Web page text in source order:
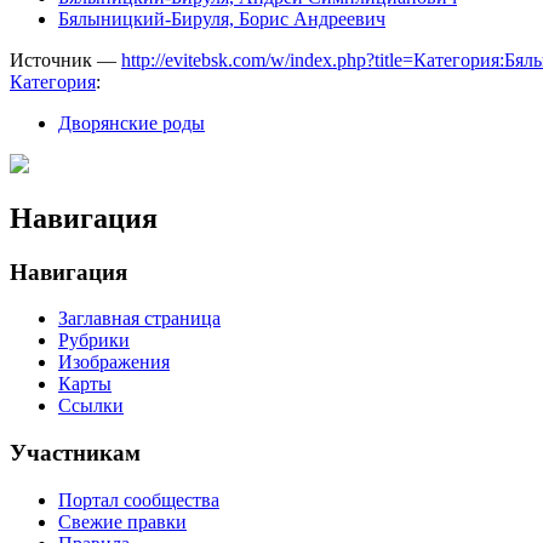
Бялыницкий-Бируля, Борис Андреевич
Источник — http://evitebsk.com/w/
Категория:
Дворянские роды
Навигация
Навигация
Заглавная страница
Рубрики
Изображения
Карты
Ссылки
Участникам
Портал сообщества
Свежие правки